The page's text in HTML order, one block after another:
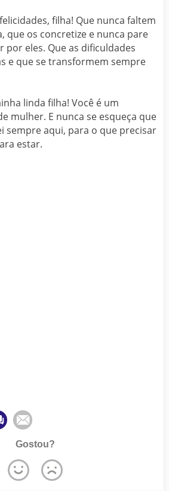
filha! Que nunca faltem
que os concretize e nunca pare
por eles. Que as dificuldades
e que se transformem sempre
linda filha! Você é um
mulher. E nunca se esqueça que
sempre aqui, para o que precisar
estar.
Gostou?